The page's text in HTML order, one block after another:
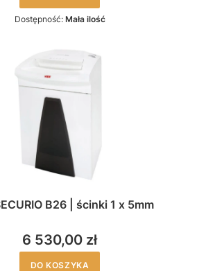
Dostępność: Mała ilość
B26 | ścinki 1 x 5mm
6 530,00 zł
DO KOSZYKA